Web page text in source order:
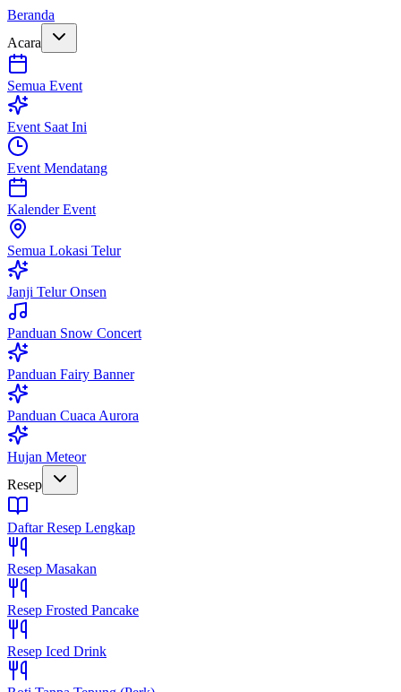
Beranda
Acara
Semua Event
Event Saat Ini
Event Mendatang
Kalender Event
Semua Lokasi Telur
Janji Telur Onsen
Panduan Snow Concert
Panduan Fairy Banner
Panduan Cuaca Aurora
Hujan Meteor
Resep
Daftar Resep Lengkap
Resep Masakan
Resep Frosted Pancake
Resep Iced Drink